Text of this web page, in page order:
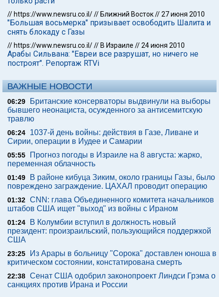
// https://www.newsru.co.il/// Ближний Восток//27 июня 2010
"Большая восьмерка" призывает освободить Шалита и
снять блокаду с Газы
// https://www.newsru.co.il/// В Израиле //24 июня 2010
Арабы Сильвана: "Евреи все разрушат, но ничего не
построят". Репортаж RTVi
ВАЖНЫЕ НОВОСТИ
06:29
Британские консерваторы выдвинули на выборы
бывшего неонациста, осужденного за антисемитскую
травлю
06:24
1037-й день войны: действия в Газе, Ливане и
Сирии, операции в Иудее и Самарии
05:55
Прогноз погоды в Израиле на 8 августа: жарко,
переменная облачность
01:49
В районе кибуца Зиким, около границы Газы, было
повреждено заграждение. ЦАХАЛ проводит операцию
01:32 CNN: глава Объединенного комитета начальников
штабов США ищет "выход" из войны с Ираном
01:24
В Колумбии вступил в должность новый
президент: произраильский, пользующийся поддержкой
США
23:25
Из Арары в больницу "Сорока" доставлен юноша в
критическом состоянии, констатирована смерть
22:38 Сенат США одобрил законопроект Линдси Грэма о
санкциях против Ирана и России